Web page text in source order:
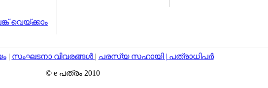
വെയ്ക്കാം
| സംഘടനാ വിവരങ്ങള്‍ | പരസ്യ സഹായി | പത്രാധിപര്‍
© e പത്രം 2010